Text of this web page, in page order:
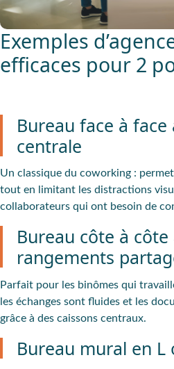
Exemples
efficaces pour 2
Bureau face à face
centrale
Un classique du coworking :
tout en limitant les distractions
collaborateurs qui ont besoin de
Bureau côte à côte
rangements
Parfait pour les binômes qui
les échanges sont fluides et les
grâce à des caissons centraux.
Bureau mural en L